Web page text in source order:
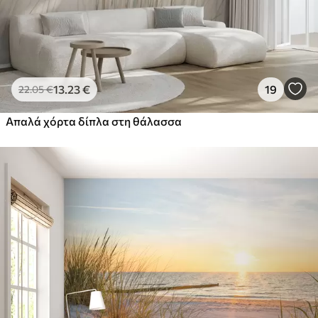
22.05€13.23€ 19
Απαλά χόρτα δίπλα στη θάλασσα